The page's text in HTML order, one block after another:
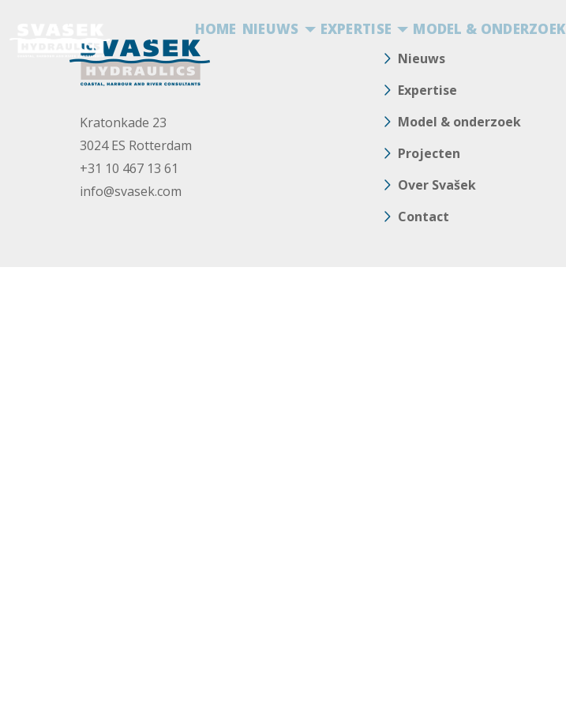
HOME NIEUWS EXPERTISE MODEL & ONDERZOEK
Kratonkade 23
3024 ES Rotterdam
+31 10 467 13 61
info@svasek.com
Nieuws
Expertise
Model & onderzoek
Projecten
Over Svašek
Contact